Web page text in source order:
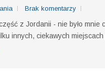
Jordanii!